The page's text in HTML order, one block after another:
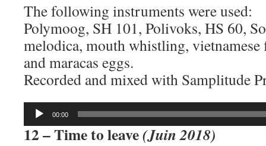
The following instruments were used:
Polymoog, SH 101, Polivoks, HS 60,
melodica, mouth whistling,
and maracas eggs.
Recorded and mixed with Samplitude
Lecteur
00:00
12 – Time to leave(Juin 2018)